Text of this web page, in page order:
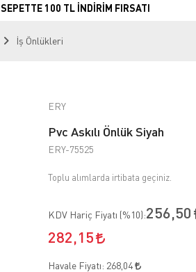
SEPETTE 100 TL İNDİRİM FIRSATI
İş Önlükleri
ERY
Pvc Askılı Önlük Siyah
ERY-75525
Toplu alımlarda irtibata geçiniz.
KDV Hariç Fiyatı (%10):256,50
282,15
Havale Fiyatı: 268,04